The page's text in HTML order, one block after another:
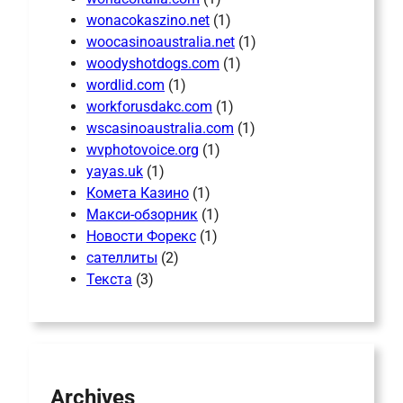
wonacokaszino.net (1)
woocasinoaustralia.net (1)
woodyshotdogs.com (1)
wordlid.com (1)
workforusdakc.com (1)
wscasinoaustralia.com (1)
wvphotovoice.org (1)
yayas.uk (1)
Комета Казино (1)
Макси-обзорник (1)
Новости Форекс (1)
сателлиты (2)
Текста (3)
Archives